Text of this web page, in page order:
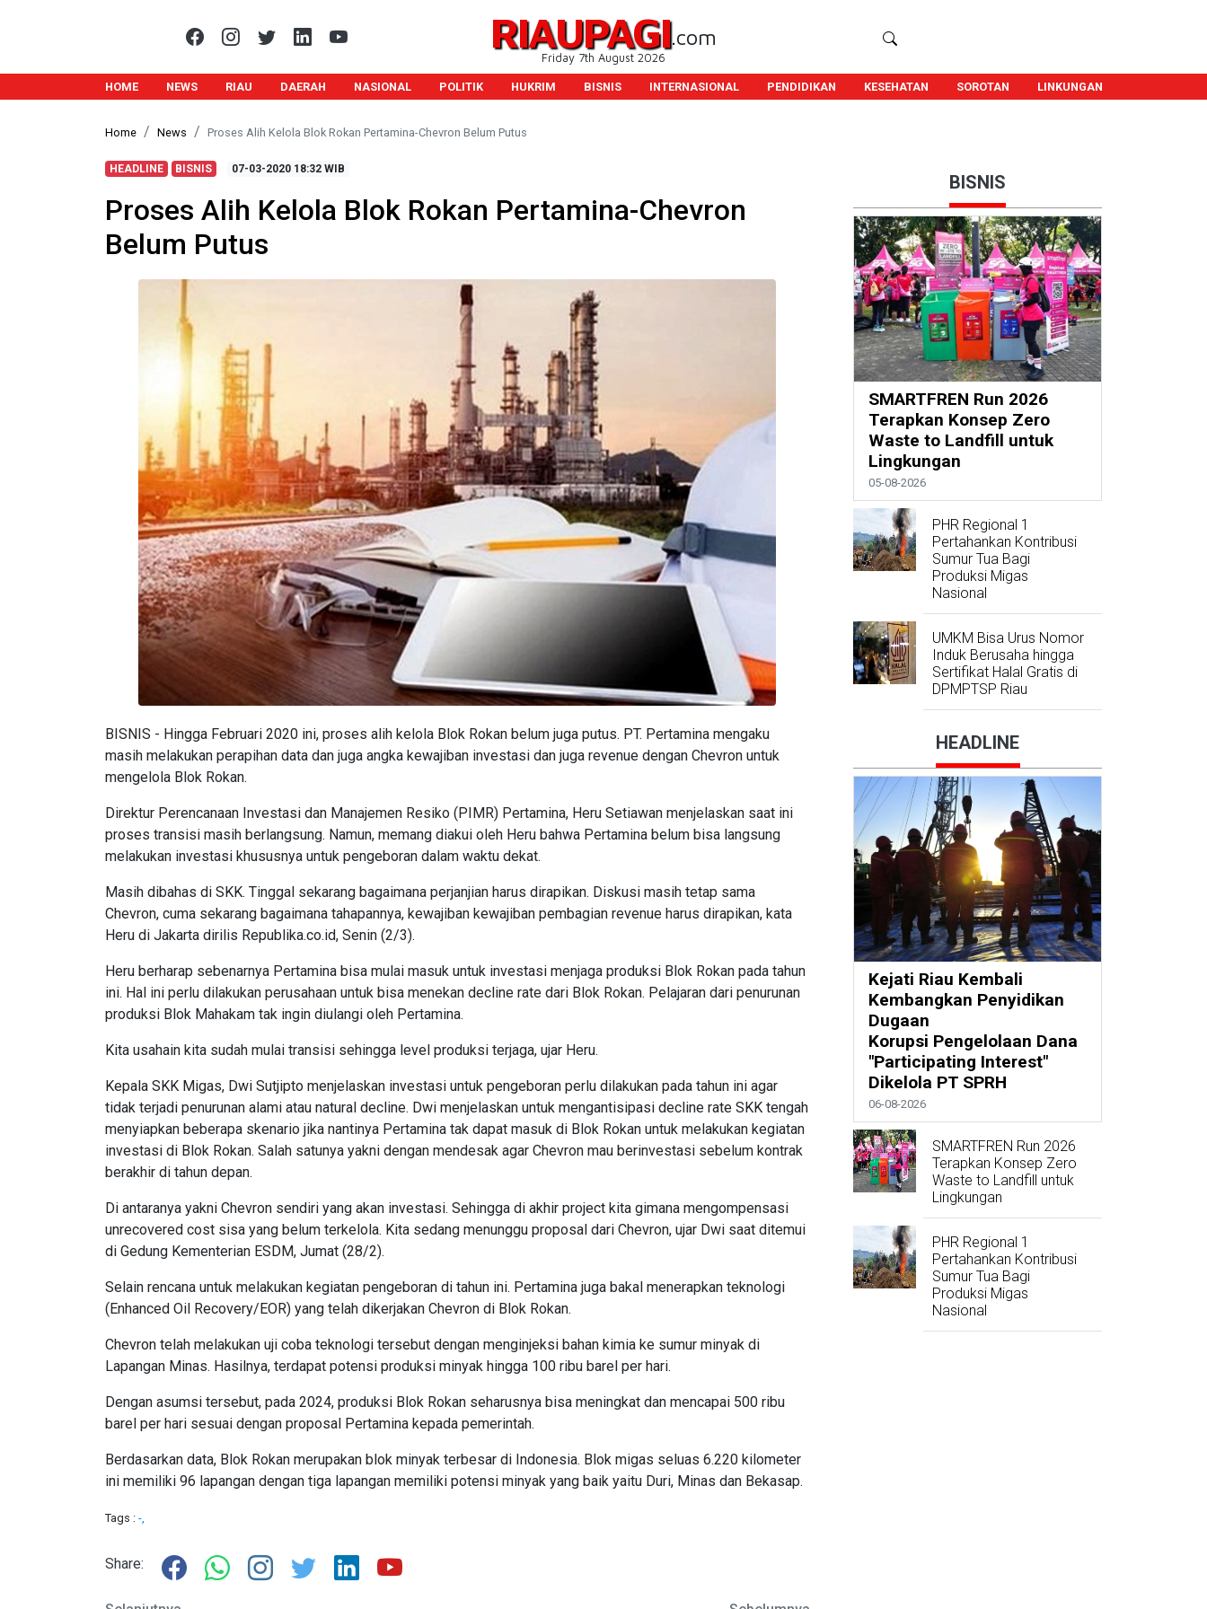
RIAUPAGI.com
Friday 7th August 2026
HOME NEWS RIAU DAERAH NASIONAL POLITIK HUKRIM BISNIS INTERNASIONAL PENDIDIKAN KESEHATAN SOROTAN LINKUNGAN
Home News Proses Alih Kelola Blok Rokan Pertamina-Chevron Belum Putus
HEADLINE BISNIS 07-03-202018:32 WIB
Proses Alih Kelola Blok Rokan Pertamina-Chevron
Belum Putus
BISNIS - Hingga Februari 2020 ini, proses alih kelola Blok Rokan belum juga putus. PT. Pertamina mengaku
masih melakukan perapihan data dan juga angka kewajiban investasi dan juga revenue dengan Chevron untuk
mengelola Blok Rokan.
Direktur Perencanaan Investasi dan Manajemen Resiko (PIMR) Pertamina, Heru Setiawan menjelaskan saat ini
proses transisi masih berlangsung. Namun, memang diakui oleh Heru bahwa Pertamina belum bisa langsung
melakukan investasi khususnya untuk pengeboran dalam waktu dekat.
Masih dibahas di SKK. Tinggal sekarang bagaimana perjanjian harus dirapikan. Diskusi masih tetap sama
Chevron, cuma sekarang bagaimana tahapannya, kewajiban kewajiban pembagian revenue harus dirapikan, kata
Heru di Jakarta dirilis Republika.co.id, Senin (2/3).
Heru berharap sebenarnya Pertamina bisa mulai masuk untuk investasi menjaga produksi Blok Rokan pada tahun
ini. Hal ini perlu dilakukan perusahaan untuk bisa menekan decline rate dari Blok Rokan. Pelajaran dari penurunan
produksi Blok Mahakam tak ingin diulangi oleh Pertamina.
Kita usahain kita sudah mulai transisi sehingga level produksi terjaga, ujar Heru.
Kepala SKK Migas, Dwi Sutjipto menjelaskan investasi untuk pengeboran perlu dilakukan pada tahun ini agar
tidak terjadi penurunan alami atau natural decline. Dwi menjelaskan untuk mengantisipasi decline rate SKK tengah
menyiapkan beberapa skenario jika nantinya Pertamina tak dapat masuk di Blok Rokan untuk melakukan kegiatan
investasi di Blok Rokan. Salah satunya yakni dengan mendesak agar Chevron mau berinvestasi sebelum kontrak
berakhir di tahun depan.
Di antaranya yakni Chevron sendiri yang akan investasi. Sehingga di akhir project kita gimana mengompensasi
unrecovered cost sisa yang belum terkelola. Kita sedang menunggu proposal dari Chevron, ujar Dwi saat ditemui
di Gedung Kementerian ESDM, Jumat (28/2).
Selain rencana untuk melakukan kegiatan pengeboran di tahun ini. Pertamina juga bakal menerapkan teknologi
(Enhanced Oil Recovery/EOR) yang telah dikerjakan Chevron di Blok Rokan.
Chevron telah melakukan uji coba teknologi tersebut dengan menginjeksi bahan kimia ke sumur minyak di
Lapangan Minas. Hasilnya, terdapat potensi produksi minyak hingga 100 ribu barel per hari.
Dengan asumsi tersebut, pada 2024, produksi Blok Rokan seharusnya bisa meningkat dan mencapai 500 ribu
barel per hari sesuai dengan proposal Pertamina kepada pemerintah.
Berdasarkan data, Blok Rokan merupakan blok minyak terbesar di Indonesia. Blok migas seluas 6.220 kilometer
ini memiliki 96 lapangan dengan tiga lapangan memiliki potensi minyak yang baik yaitu Duri, Minas dan Bekasap.
Tags : -,
Share:
BISNIS
SMARTFREN Run 2026
Terapkan Konsep Zero
Waste to Landfill untuk
Lingkungan
05-08-2026
PHR Regional 1
Pertahankan Kontribusi
Sumur Tua Bagi
Produksi Migas
Nasional
UMKM Bisa Urus Nomor
Induk Berusaha hingga
Sertifikat Halal Gratis di
DPMPTSP Riau
HEADLINE
Kejati Riau Kembali
Kembangkan Penyidikan
Dugaan
Korupsi Pengelolaan Dana
"Participating Interest"
Dikelola PT SPRH
06-08-2026
SMARTFREN Run 2026
Terapkan Konsep Zero
Waste to Landfill untuk
Lingkungan
PHR Regional 1
Pertahankan Kontribusi
Sumur Tua Bagi
Produksi Migas
Nasional